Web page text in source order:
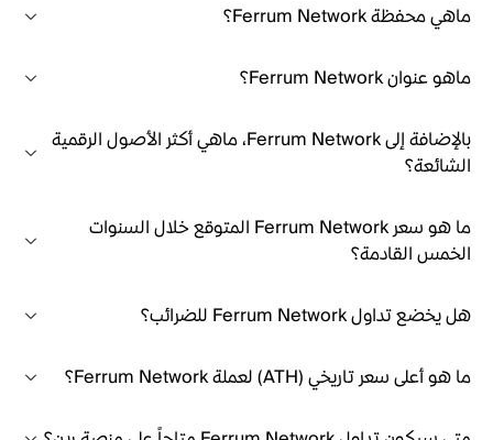
ماهي محفظة Ferrum Network؟
ماهو عنوان Ferrum Network؟
بالإضافة إلى Ferrum Network، ماهي أكثر الأصول الرقمية
الشائعة؟
ما هو سعر Ferrum Network المتوقع خلال السنوات
الخمس القادمة؟
هل يخضع تداول Ferrum Network للضرائب؟
ما هو أعلى سعر تاريخي (ATH) لعملة Ferrum Network؟